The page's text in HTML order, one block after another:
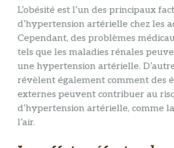
L’obésité est l’un des principaux
d’hypertension artérielle chez les
Cependant, des problèmes
tels que les maladies rénales
une hypertension artérielle.
révèlent également comment des
externes peuvent contribuer au
d’hypertension artérielle, comme
l’air.